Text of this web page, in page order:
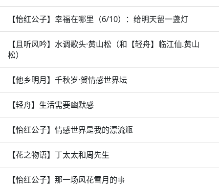
【怡红公子】幸福在哪里（6/10）：给明天留一盏灯
【且听风吟】水调歌头·黄山松（和【轻舟】临江仙.黄山
松）
【他乡明月】千秋岁·贺情感世界坛
【轻舟】生活需要幽默感
【怡红公子】情感世界是我的漂流瓶
【花之物语】丁太太和周先生
【怡红公子】那一场风花雪月的事